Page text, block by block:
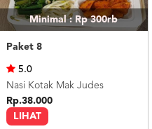
Minimal : Rp 300rb
Paket 8
LIHAT
5.0
Nasi Kotak Mak Judes
Rp.38.000